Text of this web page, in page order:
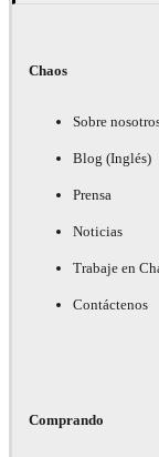
Chaos
Sobre
Blog (Inglés)
Prensa
Noticias
Trabaje en
Contáctenos
Comprando